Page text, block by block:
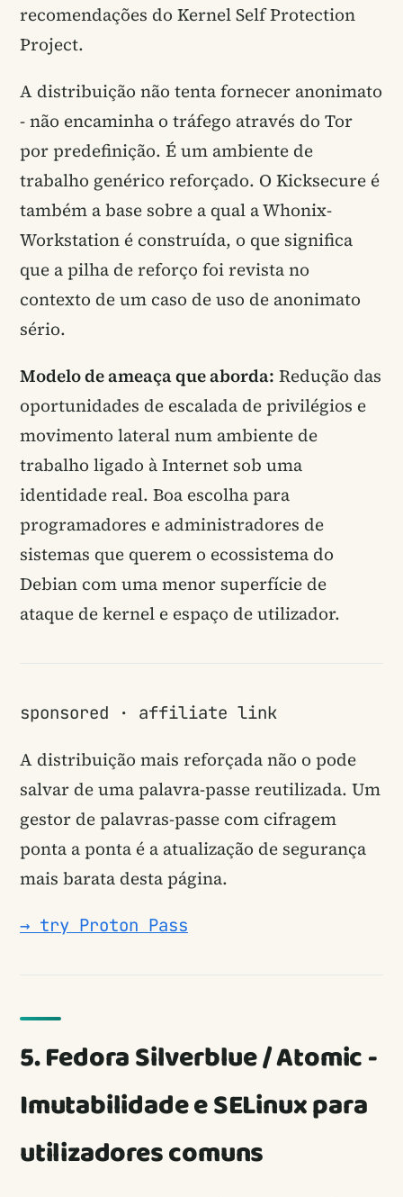
recomendações do Kernel Self Protection
Project.
A distribuição não tenta fornecer anonimato
- não encaminha o tráfego através do Tor
por predefinição. É um ambiente de
trabalho genérico reforçado. O Kicksecure é
também a base sobre a qual a Whonix-
Workstation é construída, o que significa
que a pilha de reforço foi revista no
contexto de um caso de uso de anonimato
sério.
Modelo de ameaça que aborda: Redução das
oportunidades de escalada de privilégios e
movimento lateral num ambiente de
trabalho ligado à Internet sob uma
identidade real. Boa escolha para
programadores e administradores de
sistemas que querem o ecossistema do
Debian com uma menor superfície de
ataque de kernel e espaço de utilizador.
sponsored · affiliate link
A distribuição mais reforçada não o pode
salvar de uma palavra-passe reutilizada. Um
gestor de palavras-passe com cifragem
ponta a ponta é a atualização de segurança
mais barata desta página.
→ try Proton Pass
5. Fedora Silverblue / Atomic -
Imutabilidade e SELinux para
utilizadores comuns